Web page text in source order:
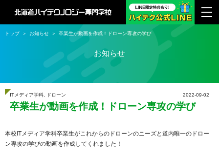
お知らせ
トップ お知らせ 卒業生が動画を作成！ドローン専攻の学び
2022-09-02
ITメディア学科 ドローン
卒業生が動画を作成！ドローン専攻の学び
本校ITメディア学科卒業生がこれからのドローンのニーズと道内唯一のドロー
ン専攻の学びの動画を作成してくれました！